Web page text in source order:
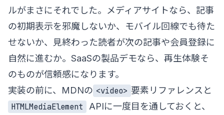
ルがまさにそれでした。メディアサイトなら、記事
の初期表示を邪魔しないか、モバイル回線でも待た
せないか、見終わった読者が次の記事や会員登録に
自然に進むか。SaaSの製品デモなら、再生体験そ
のものが信頼感になります。
実装の前に、MDNの <video> 要素リファレンス と
HTMLMediaElement
APIに一度目を通しておくと、